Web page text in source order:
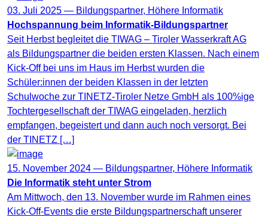
03. Juli 2025 — Bildungspartner, Höhere Informatik
Hochspannung beim Informatik-Bildungspartner
Seit Herbst begleitet die TIWAG – Tiroler Wasserkraft AG
als Bildungspartner die beiden ersten Klassen. Nach einem
Kick-Off bei uns im Haus im Herbst wurden die
Schüler:innen der beiden Klassen in der letzten
Schulwoche zur TINETZ-Tiroler Netze GmbH als 100%ige
Tochtergesellschaft der TIWAG eingeladen, herzlich
empfangen, begeistert und dann auch noch versorgt. Bei
der TINETZ […]
15. November 2024 — Bildungspartner, Höhere Informatik
Die Informatik steht unter Strom
Am Mittwoch, den 13. November wurde im Rahmen eines
Kick-Off-Events die erste Bildungspartnerschaft unserer